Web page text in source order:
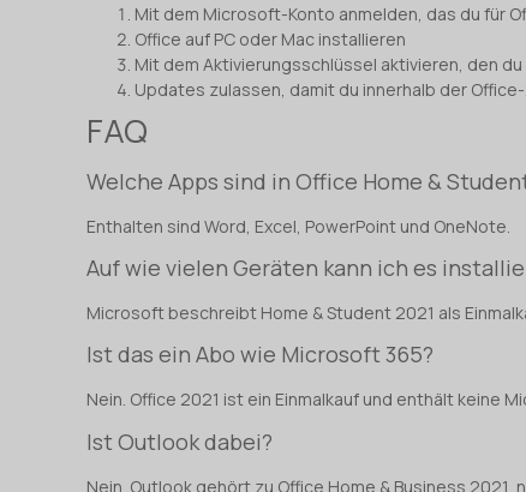
Mit dem Microsoft-Konto anmelden, das du für
Office auf PC oder Mac installieren
Mit dem Aktivierungsschlüssel aktivieren, den
Updates zulassen, damit du innerhalb der
FAQ
Welche Apps sind in Office Home &
Enthalten sind Word, Excel, PowerPoint und OneNote.
Auf wie vielen Geräten kann ich es
Microsoft beschreibt Home & Student 2021 als
Ist das ein Abo wie Microsoft 365?
Nein. Office 2021 ist ein Einmalkauf und enthält keine
Ist Outlook dabei?
Nein. Outlook gehört zu Office Home & Business 2021,